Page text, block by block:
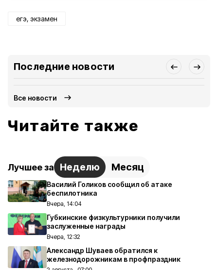
егэ, экзамен
Последние новости
Все новости
Читайте также
Лучшее за Неделю Месяц
Василий Голиков сообщил об атаке
беспилотника
Вчера, 14:04
Губкинские физкультурники получили
заслуженные награды
Вчера, 12:32
Александр Шуваев обратился к
железнодорожникам в профпраздник